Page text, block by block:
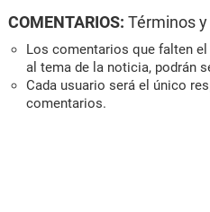
COMENTARIOS: Términos
Los comentarios que falten
al tema de la noticia, podrán
Cada usuario será el único
comentarios.